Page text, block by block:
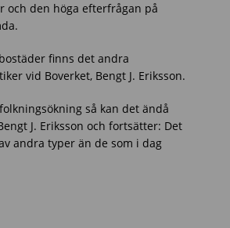
och den höga efterfrågan på
finns det andra
vid Boverket, Bengt J. Eriksson.
så kan det ändå
J. Eriksson och fortsätter: Det
andra typer än de som i dag